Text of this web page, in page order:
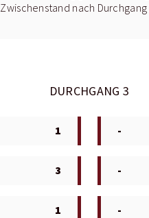
Zwischenstand nach Durchgang
DURCHGANG 3
1 -
3 -
1 -